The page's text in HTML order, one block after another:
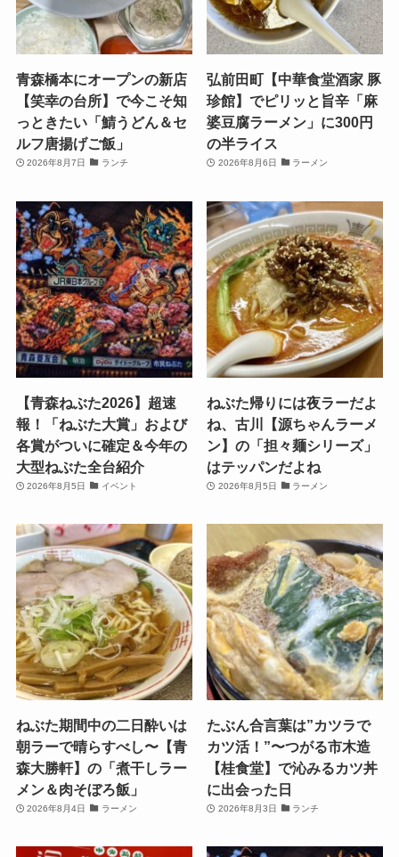
青森橋本にオープンの新店
【笑幸の台所】で今こそ知
っときたい「鯖うどん＆セ
ルフ唐揚げご飯」
2026年8月7日 ランチ
弘前田町【中華食堂酒家 豚
珍館】でピリッと旨辛「麻
婆豆腐ラーメン」に300円
の半ライス
2026年8月6日 ラーメン
【青森ねぶた2026】超速
報！「ねぶた大賞」および
各賞がついに確定＆今年の
大型ねぶた全台紹介
2026年8月5日 イベント
ねぶた帰りには夜ラーだよ
ね、古川【源ちゃんラーメ
ン】の「担々麺シリーズ」
はテッパンだよね
2026年8月5日 ラーメン
ねぶた期間中の二日酔いは
朝ラーで晴らすべし〜【青
森大勝軒】の「煮干しラー
メン＆肉そぼろ飯」
2026年8月4日 ラーメン
たぶん合言葉は”カツラで
カツ活！”〜つがる市木造
【桂食堂】で沁みるカツ丼
に出会った日
2026年8月3日 ランチ